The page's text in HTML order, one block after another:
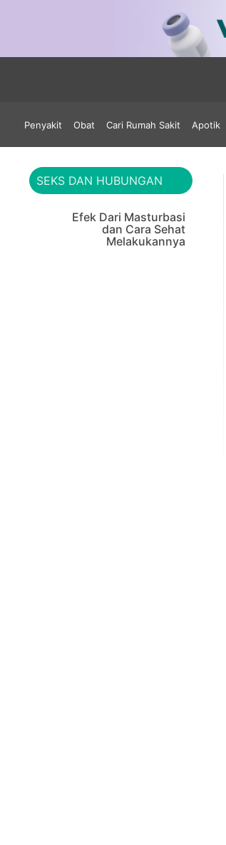
Penyakit Obat Cari Rumah Sakit Apotik
SEKS DAN HUBUNGAN
Efek Dari Masturbasi
dan Cara Sehat
Melakukannya